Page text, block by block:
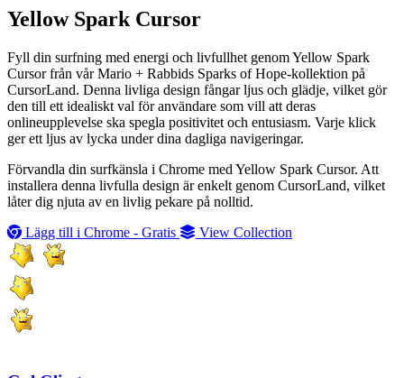
Yellow Spark Cursor
Fyll din surfning med energi och livfullhet genom Yellow Spark
Cursor från vår Mario + Rabbids Sparks of Hope-kollektion på
CursorLand. Denna livliga design fångar ljus och glädje, vilket gör
den till ett idealiskt val för användare som vill att deras
onlineupplevelse ska spegla positivitet och entusiasm. Varje klick
ger ett ljus av lycka under dina dagliga navigeringar.
Förvandla din surfkänsla i Chrome med Yellow Spark Cursor. Att
installera denna livfulla design är enkelt genom CursorLand, vilket
låter dig njuta av en livlig pekare på nolltid.
Lägg till i Chrome - Gratis
View Collection